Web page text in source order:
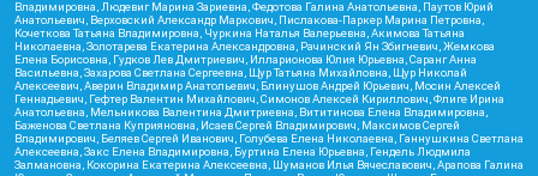
Владимировна, Людевиг Марина Зариевна, Федотова Галина Анатольевна, Паутов Юрий
Анатольевич, Верховский Александр Маркович, Пислакова-Паркер Марина Петровна,
Кочеткова Татьяна Владимировна, Чуркина Наталья Валерьевна, Акимова Татьяна
Николаевна, Золотарева Екатерина Александровна, Рачинский Ян Збигневич, Жемкова
Елена Борисовна, Гудков Лев Дмитриевич, Илларионова Юлия Юрьевна, Саранг Анна
Васильевна, Захарова Светлана Сергеевна, Щур Татьяна Михайловна, Щур Николай
Алексеевич, Аверин Владимир Анатольевич, Блинушов Андрей Юрьевич, Мосин Алексей
Геннадьевич, Гефтер Валентин Михайлович, Симонов Алексей Кириллович, Флиге Ирина
Анатольевна, Мельникова Валентина Дмитриевна, Вититинова Елена Владимировна,
Баженова Светлана Куприяновна, Исаев Сергей Владимирович, Максимов Сергей
Владимирович, Беляев Сергей Иванович, Голубева Елена Николаевна, Ганнушкина Светлана
Алексеевна, Закс Елена Владимировна, Буртина Елена Юрьевна, Гендель Людмила
Залмановна, Кокорина Екатерина Алексеевна, Шуманов Илья Вячеславович, Арапова Галина